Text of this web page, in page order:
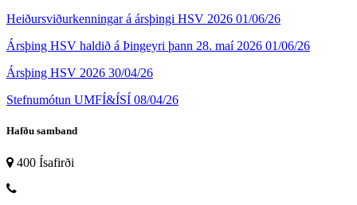
Heiðursviðurkenningar á ársþingi HSV 2026 01/06/26
Ársþing HSV haldið á Þingeyri þann 28. maí 2026 01/06/26
Ársþing HSV 2026 30/04/26
Stefnumótun UMFÍ&ÍSÍ 08/04/26
Hafðu samband
400 Ísafirði